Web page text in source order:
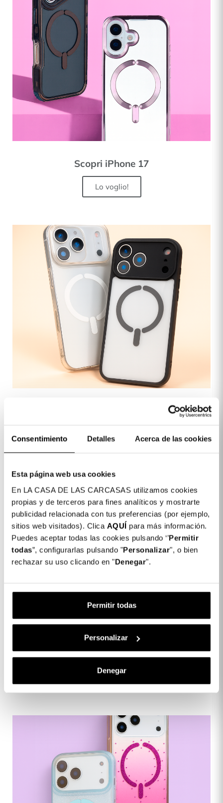
Consentimiento Detalles Acerca de las cookies
Esta página web usa cookies
En LA CASA DE LAS CARCASAS utilizamos cookies
propias y de terceros para fines analíticos y mostrarte
publicidad relacionada con tus preferencias (por ejemplo,
sitios web visitados). Clica AQUÍ para más información.
Puedes aceptar todas las cookies pulsando ‘’Permitir
todas”, configurarlas pulsando "Personalizar", o bien
rechazar su uso clicando en "Denegar".
Permitir todas
Personalizar
Denegar
Scopri iPhone 17
Lo voglio!
Scopri iPhone Air
Lo voglio!